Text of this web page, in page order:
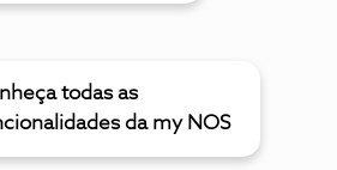
todas as
da my NOS